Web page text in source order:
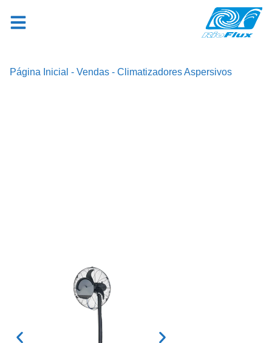
Página Inicial - Vendas - Climatizadores Aspersivos